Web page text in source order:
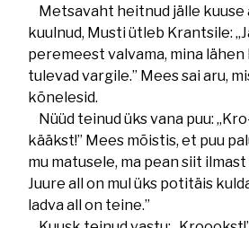
Metsavaht heitnud jälle kuuse
kuulnud, Musti ütleb Krantsile:
peremeest valvama, mina lähen
tulevad vargile.” Mees sai aru,
kõnelesid.
Nüüd teinud üks vana puu:
kääkst!” Mees mõistis, et puu
mu matusele, ma pean siit
Juure all on mul üks potitäis
ladva all on teine.”